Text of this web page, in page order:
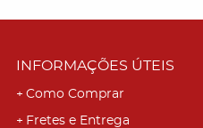
INFORMAÇÕES ÚTEIS
Como Comprar
Fretes e Entrega